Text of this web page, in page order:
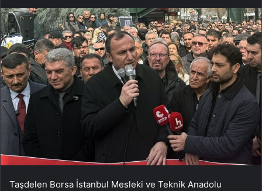
Taşdelen Borsa İstanbul Mesleki ve Teknik Anadolu